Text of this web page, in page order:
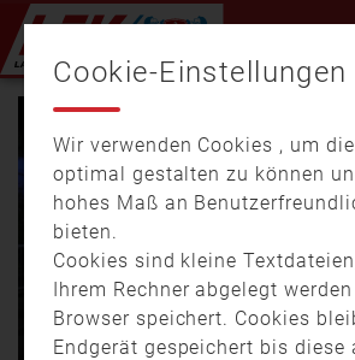
Cookie-Einstellungen
Wir verwenden Cookies , um
optimal gestalten zu können
hohes Maß an
bieten.
Cookies sind kleine
Ihrem Rechner abgelegt
Browser speichert. Cookies
Endgerät gespeichert bis diese